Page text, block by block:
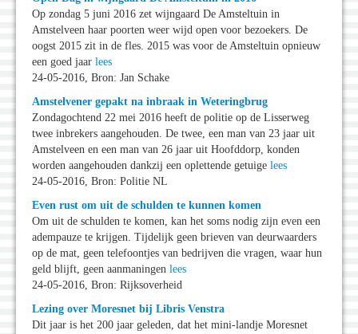
Op zondag 5 juni 2016 zet wijngaard De Amsteltuin in
Amstelveen haar poorten weer wijd open voor bezoekers. De
oogst 2015 zit in de fles. 2015 was voor de Amsteltuin opnieuw
een goed jaar lees
24-05-2016, Bron: Jan Schake
Amstelvener gepakt na inbraak in Weteringbrug
Zondagochtend 22 mei 2016 heeft de politie op de Lisserweg
twee inbrekers aangehouden. De twee, een man van 23 jaar uit
Amstelveen en een man van 26 jaar uit Hoofddorp, konden
worden aangehouden dankzij een oplettende getuige lees
24-05-2016, Bron: Politie NL
Even rust om uit de schulden te kunnen komen
Om uit de schulden te komen, kan het soms nodig zijn even een
adempauze te krijgen. Tijdelijk geen brieven van deurwaarders
op de mat, geen telefoontjes van bedrijven die vragen, waar hun
geld blijft, geen aanmaningen lees
24-05-2016, Bron: Rijksoverheid
Lezing over Moresnet bij Libris Venstra
Dit jaar is het 200 jaar geleden, dat het mini-landje Moresnet